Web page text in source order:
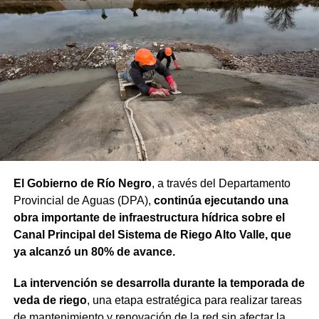
seguir fortaleciendo”, sostuvo.
“Proyectos de esta envergadura serían imposibles de
concretar sin este financiamiento internacional. Todo
nuestro agradecimiento al BID por confiar en el camino
que estamos recorriendo y en la visión de futuro que
tenemos para Río Negro”, dijo el gobernador.
Finalmente, el mandatario aseveró que “el rumbo está
claro y genera confianza, ahora el desafío es seguir
beneficios de estas inversiones”.
Weretilneck estuvo acompañado por los ministros de
Desarrollo Económico y Productivo, Carlos Banacloy; de
Salud, Demetrio Thalasselis y de Hacienda, Gabriel
Provincial de Coordinación y Ejecución del
Financiamiento Externo (UPCEFE), Martín Camiña.
El Gobierno de Río Negro, a través del Departamento
Provincial de Aguas (DPA), continúa ejecutando una
obra importante de infraestructura hídrica sobre el
Canal Principal del Sistema de Riego Alto Valle, que
ya alcanzó un 80% de avance.
La intervención se desarrolla durante la temporada de
veda de riego, una etapa estratégica para realizar tareas